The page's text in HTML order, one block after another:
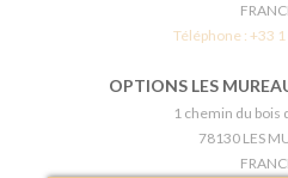
Téléphone : +33
OPTIONS LES
1 chemin du bois
78130 LES